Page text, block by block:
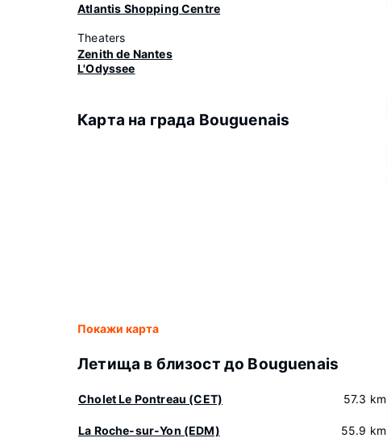
Atlantis Shopping Centre
Theaters
Zenith de Nantes
L'Odyssee
Карта на града Bouguenais
Покажи карта
Летища в близост до Bouguenais
Cholet Le Pontreau (CET) 57.3 km
La Roche-sur-Yon (EDM) 55.9 km